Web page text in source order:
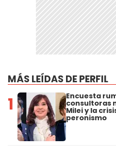
MÁS LEÍDAS DE PERFIL
1 Encuesta
consultoras
Milei y la
peronismo